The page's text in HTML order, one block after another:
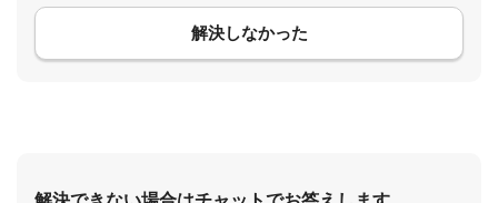
解決しなかった